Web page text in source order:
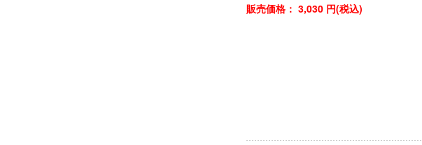
販売価格： 3,030 円(税込)